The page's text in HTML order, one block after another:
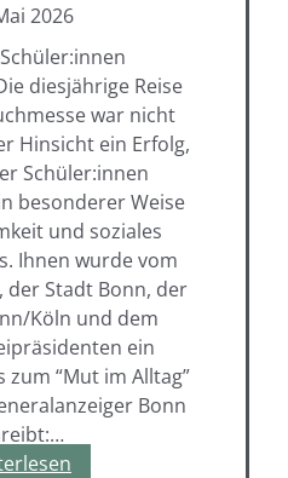
2026
diesjährige Reise
war nicht
Hinsicht ein Erfolg,
Schüler:innen
besonderer Weise
und soziales
Ihnen wurde vom
der Stadt Bonn, der
Köln und dem
ein
zum “Mut im Alltag”
Bonn